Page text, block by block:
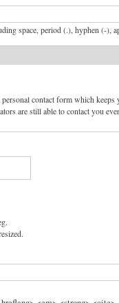
space, period (.), hyphen (-),
contact form which keeps
are still able to contact you